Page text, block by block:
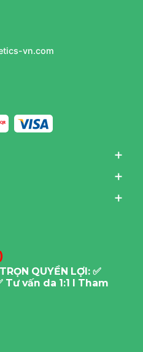
vn.com
QUYỀN LỢI: ✅
vấn da 1:1 I Tham